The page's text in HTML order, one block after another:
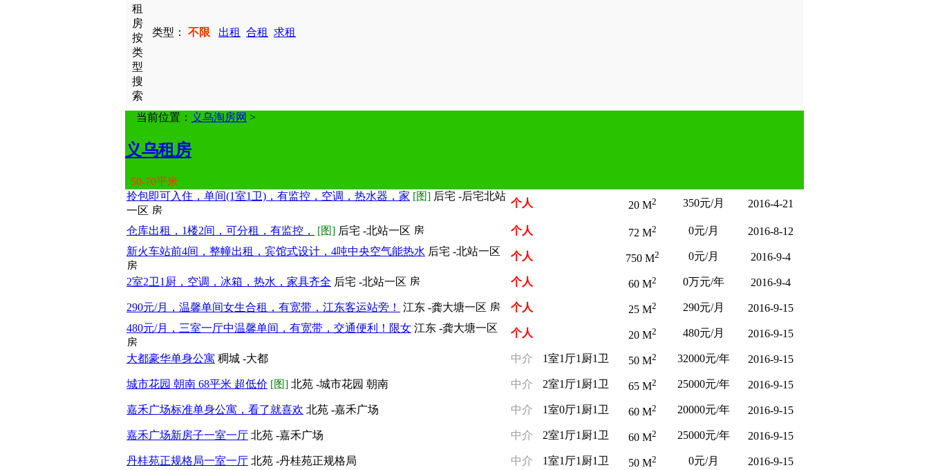
类型： 不限 出租 合租 求租
当前位置： 义乌淘房网 >
义乌租房
50-70平米
拎包即可入住，单间(1室1卫)，有监控，空调，热水器，家 [图] 后宅 -后宅北站
一区
个人 20 M2 350元/月 2016-4-21
仓库出租，1楼2间，可分租，有监控， [图] 后宅 -北站一区 个人 72 M2 0元/月
2016-8-12
新火车站前4间，整幢出租，宾馆式设计，4吨中央空气能热水 后宅 -北站一区 个人 750 M2 0元/月 2016-9-4
2室2卫1厨，空调，冰箱，热水，家具齐全 后宅 -北站一区 个人 60 M2 0万元/年 2016-9-4
290元/月，温馨单间女生合租，有宽带，江东客运站旁！ 江东 -龚大塘一区 个人 25 M2 290元/月
2016-9-15
480元/月，三室一厅中温馨单间，有宽带，交通便利！限女 江东 -龚大塘一区 个人 20 M2 480元/月 2016-9-15
大都豪华单身公寓 稠城 -大都 中介 1室1厅1厨1卫 50 M2 32000元/年 2016-9-15
城市花园 朝南 68平米 超低价 [图] 北苑 -城市花园 朝南 中介 2室1厅1厨1卫 65 M2 25000元/年 2016-9-15
嘉禾广场标准单身公寓，看了就喜欢 北苑 -嘉禾广场 中介 1室0厅1厨1卫 60 M2 20000元/年 2016-9-15
嘉禾广场新房子一室一厅 北苑 -嘉禾广场 中介 2室1厅1厨1卫 60 M2 25000元/年 2016-9-15
丹桂苑正规格局一室一厅 北苑 -丹桂苑正规格局 中介 1室1厅1厨1卫 50 M2 0元/月 2016-9-15